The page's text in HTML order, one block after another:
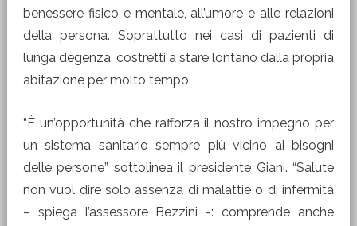
benessere fisico e mentale, all’umore e alle relazioni
della persona. Soprattutto nei casi di pazienti di
lunga degenza, costretti a stare lontano dalla propria
abitazione per molto tempo.
“È un’opportunità che rafforza il nostro impegno per
un sistema sanitario sempre più vicino ai bisogni
delle persone” sottolinea il presidente Giani. “Salute
non vuol dire solo assenza di malattie o di infermità
– spiega l’assessore Bezzini -: comprende anche